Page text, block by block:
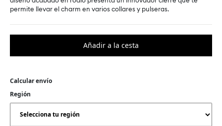
permite llevar el charm en varios collares y pulseras.
Calcular envío
Región